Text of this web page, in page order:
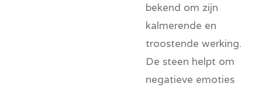
bekend om zijn
kalmerende en
troostende werking.
De steen helpt om
negatieve emoties